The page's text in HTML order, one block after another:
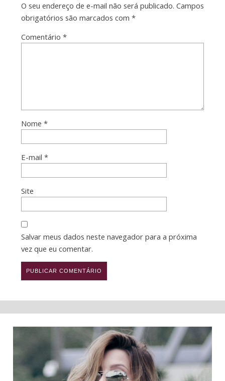
O seu endereço de e-mail não será publicado. Campos
obrigatórios são marcados com *
Comentário *
Nome *
E-mail *
Site
Salvar meus dados neste navegador para a próxima
vez que eu comentar.